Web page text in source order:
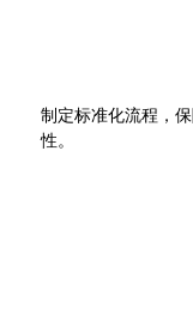
制定标准化流程，
性。